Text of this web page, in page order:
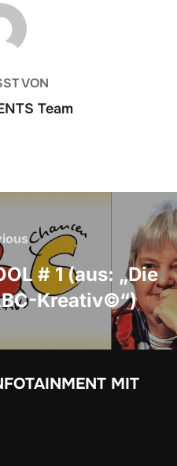
VON
Team
Previous
# 1 (aus: „Die
Kreativ©“)
MIT